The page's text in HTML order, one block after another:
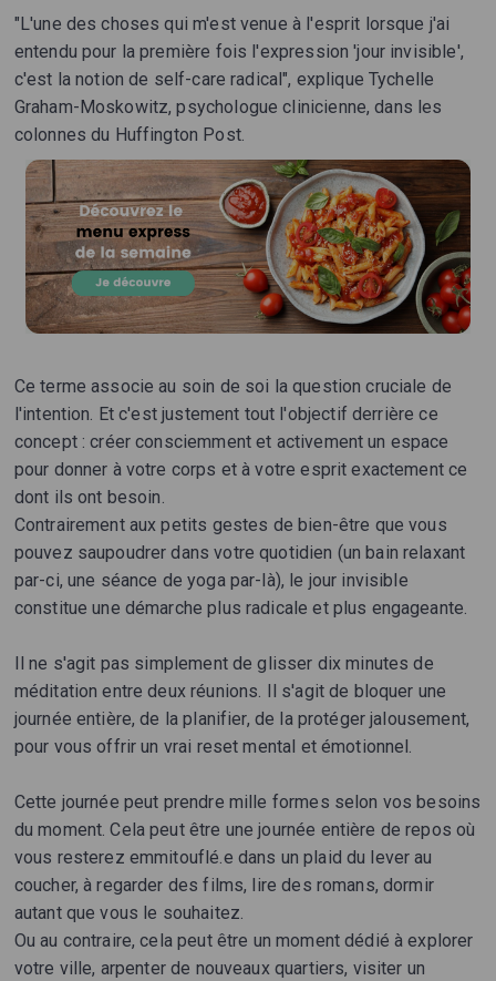
"L'une des choses qui m'est venue à l'esprit lorsque j'ai
entendu pour la première fois l'expression 'jour invisible',
c'est la notion de self-care radical", explique Tychelle
Graham-Moskowitz, psychologue clinicienne, dans les
colonnes du Huffington Post.
Ce terme associe au soin de soi la question cruciale de
l'intention. Et c'est justement tout l'objectif derrière ce
concept : créer consciemment et activement un espace
pour donner à votre corps et à votre esprit exactement ce
dont ils ont besoin.
Contrairement aux petits gestes de bien-être que vous
pouvez saupoudrer dans votre quotidien (un bain relaxant
par-ci, une séance de yoga par-là), le jour invisible
constitue une démarche plus radicale et plus engageante.
Il ne s'agit pas simplement de glisser dix minutes de
méditation entre deux réunions. Il s'agit de bloquer une
journée entière, de la planifier, de la protéger jalousement,
pour vous offrir un vrai reset mental et émotionnel.
Cette journée peut prendre mille formes selon vos besoins
du moment. Cela peut être une journée entière de repos où
vous resterez emmitouflé.e dans un plaid du lever au
coucher, à regarder des films, lire des romans, dormir
autant que vous le souhaitez.
Ou au contraire, cela peut être un moment dédié à explorer
votre ville, arpenter de nouveaux quartiers, visiter un